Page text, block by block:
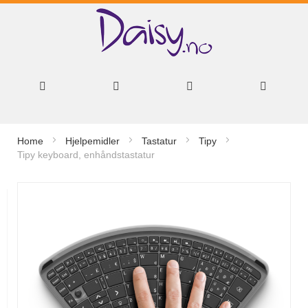
Home Hjelpemidler Tastatur
Tipy
Tipy keyboard, enhåndstastatur
bildegalleri